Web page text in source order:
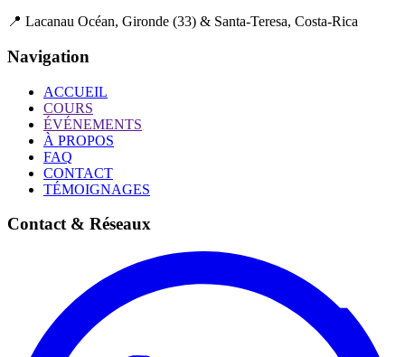
📍 Lacanau Océan, Gironde (33) & Santa-Teresa, Costa-Rica
Navigation
ACCUEIL
COURS
ÉVÉNEMENTS
À PROPOS
FAQ
CONTACT
TÉMOIGNAGES
Contact & Réseaux